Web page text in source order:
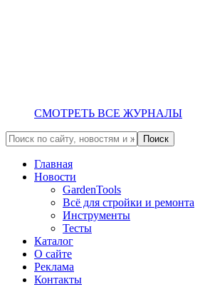
СМОТРЕТЬ ВСЕ ЖУРНАЛЫ
Главная
Новости
GardenTools
Всё для стройки и ремонта
Инструменты
Тесты
Каталог
О сайте
Реклама
Контакты